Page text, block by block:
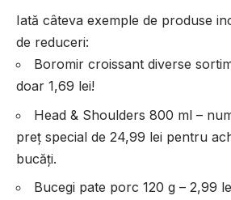
Iată câteva exemple de produse
de reduceri:
Boromir croissant diverse
doar 1,69 lei!
Head & Shoulders 800 ml –
preț special de 24,99 lei pentru
bucăți.
Bucegi pate porc 120 g – 2,99